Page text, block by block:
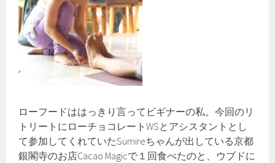
ローフードははっきり言ってビギナーの私。今回のリ
トリートにローチョコレートWSとアシスタントとし
て参加してくれていたSumireちゃんが出している京都
銀閣寺のお店Cacao Magicで１回食べたのと、ウブドに